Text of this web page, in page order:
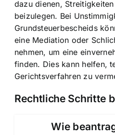
dazu dienen,
beizulegen. Bei
Grundsteuerbescheids
eine Mediation oder
nehmen, um eine
finden. Dies kann helfen,
Gerichtsverfahren zu
Rechtliche Schritte
Wie